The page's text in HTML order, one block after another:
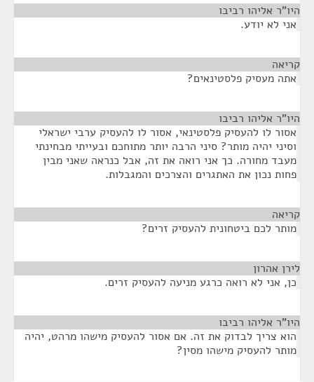
היו"ר אליהו רביבו
אני לא יודע.
קריאה
אתה מעסיק פלסטינאים?
היו"ר אליהו רביבו
אסור לו להעסיק פלסטינאי, אסור לו להעסיק ערבי ישראלי
וסיני יהיה מותר? סיני הרבה יותר מתוחכם ובעייתי מבחינתי
מעבד מחורה. כך אני רואה את זה, אבל כנראה שאני מבין
פחות נכון את האתגרים והצרכים והמגבלות.
קריאה
מותר לכם ביטחונית להעסיק זרים?
לירן אהרון
כן, אני לא רואה כרגע מניעה להעסיק זרים.
היו"ר אליהו רביבו
הוא צריך לבדוק את זה. אם אסור להעסיק מישהו מרהט, יהיה
מותר להעסיק מישהו מסין?